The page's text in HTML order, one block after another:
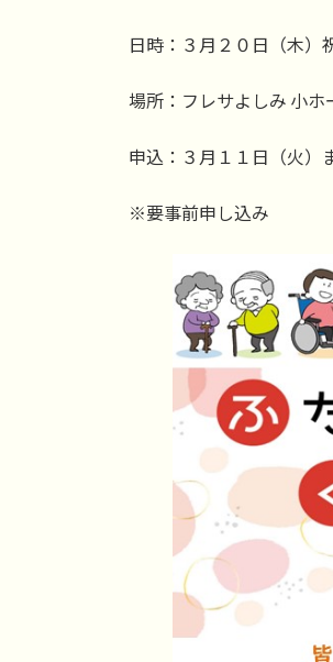
日時：３月２０日（木）
場所：フレサよしみ 小ホ
申込：３月１１日（火）
※要事前申し込み